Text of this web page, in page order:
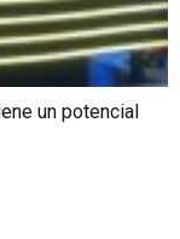
un potencial